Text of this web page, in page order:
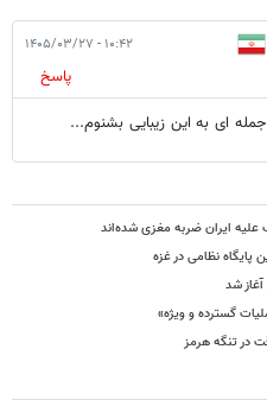
۱۰:۴۲ - ۱۴۰۵/۰۳/۲۷
پاسخ
ای به این زیبایی بشنوم...
ایران ضربه مغزی شده‌اند
نظامی در غزه
شد
گسترده و ویژه»
در تنگه هرمز